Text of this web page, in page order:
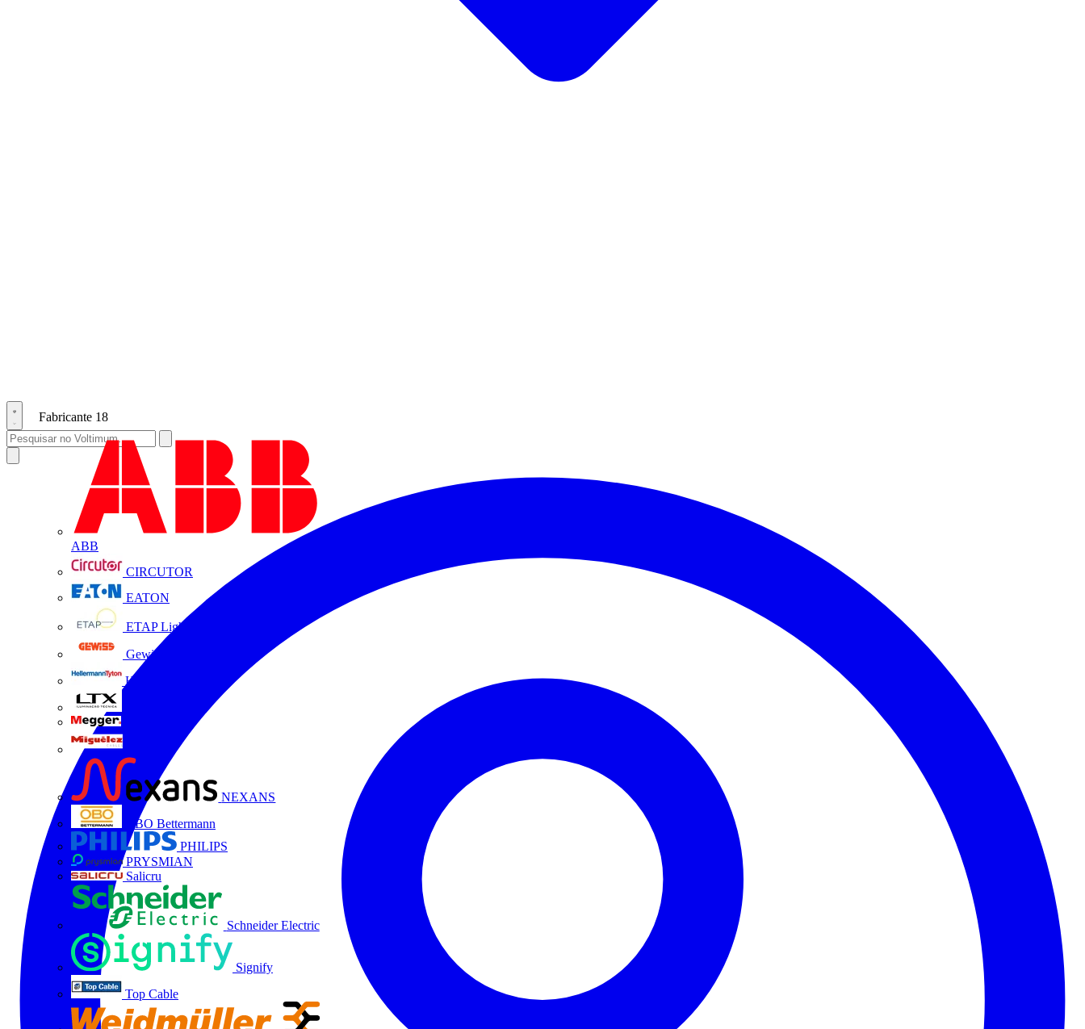
Fabricante 18
ABB
CIRCUTOR
EATON
ETAP Lighting
Gewiss
HellermannTyton
NEXANS
OBO Bettermann
PHILIPS
PRYSMIAN
Salicru
Schneider Electric
Signify
Top Cable